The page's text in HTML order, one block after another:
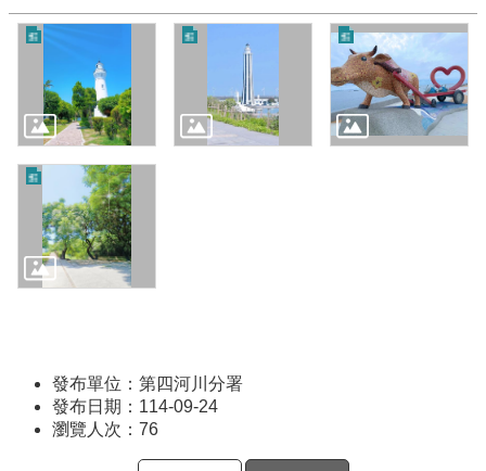
發布單位：第四河川分署
發布日期：114-09-24
瀏覽人次： 76